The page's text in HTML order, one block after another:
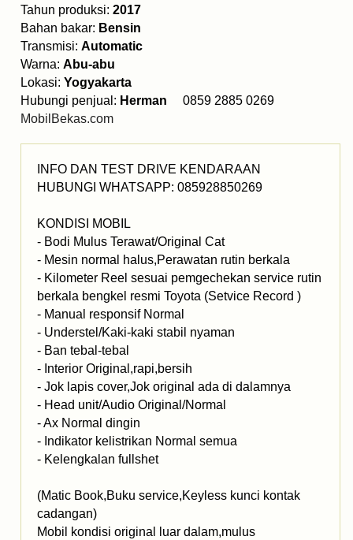
Tahun produksi: 2017
Bahan bakar: Bensin
Transmisi: Automatic
Warna: Abu-abu
Lokasi: Yogyakarta
Hubungi penjual: Herman 0859 2885 0269
MobilBekas.com
INFO DAN TEST DRIVE KENDARAAN
HUBUNGI WHATSAPP: 085928850269
KONDISI MOBIL
- Bodi Mulus Terawat/Original Cat
- Mesin normal halus,Perawatan rutin berkala
- Kilometer Reel sesuai pemgechekan service rutin
berkala bengkel resmi Toyota (Setvice Record )
- Manual responsif Normal
- Understel/Kaki-kaki stabil nyaman
- Ban tebal-tebal
- Interior Original,rapi,bersih
- Jok lapis cover,Jok original ada di dalamnya
- Head unit/Audio Original/Normal
- Ax Normal dingin
- Indikator kelistrikan Normal semua
- Kelengkalan fullshet
(Matic Book,Buku service,Keyless kunci kontak
cadangan)
Mobil kondisi original luar dalam,mulus